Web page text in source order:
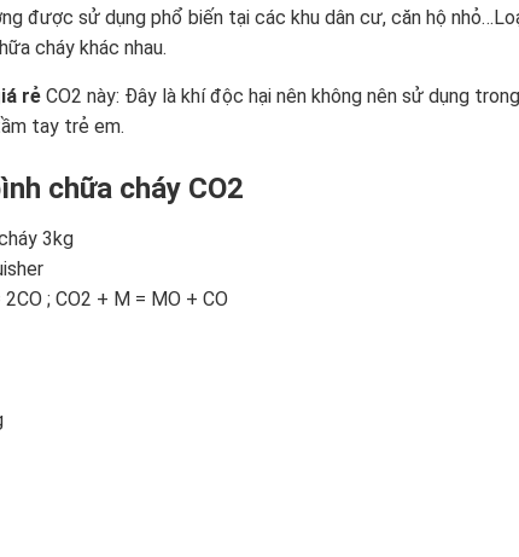
được sử dụng phổ biến tại các khu dân cư, căn hộ
cháy khác nhau.
rẻCO2 này: Đây là khí độc hại nên không nên sử dụng
tay trẻ em.
chữa cháy CO2
3kg
­; CO2 + M = MO + CO